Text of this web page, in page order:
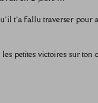
t’a fallu traverser pour
les petites victoires sur